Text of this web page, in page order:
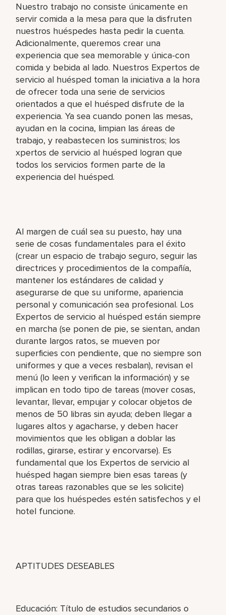
Nuestro trabajo no consiste únicamente en
servir comida a la mesa para que la disfruten
nuestros huéspedes hasta pedir la cuenta.
Adicionalmente, queremos crear una
experiencia que sea memorable y única-con
comida y bebida al lado. Nuestros Expertos de
servicio al huésped toman la iniciativa a la hora
de ofrecer toda una serie de servicios
orientados a que el huésped disfrute de la
experiencia. Ya sea cuando ponen las mesas,
ayudan en la cocina, limpian las áreas de
trabajo, y reabastecen los suministros; los
xpertos de servicio al huésped logran que
todos los servicios formen parte de la
experiencia del huésped.
Al margen de cuál sea su puesto, hay una
serie de cosas fundamentales para el éxito
(crear un espacio de trabajo seguro, seguir las
directrices y procedimientos de la compañía,
mantener los estándares de calidad y
asegurarse de que su uniforme, apariencia
personal y comunicación sea profesional. Los
Expertos de servicio al huésped están siempre
en marcha (se ponen de pie, se sientan, andan
durante largos ratos, se mueven por
superficies con pendiente, que no siempre son
uniformes y que a veces resbalan), revisan el
menú (lo leen y verifican la información) y se
implican en todo tipo de tareas (mover cosas,
levantar, llevar, empujar y colocar objetos de
menos de 50 libras sin ayuda; deben llegar a
lugares altos y agacharse, y deben hacer
movimientos que les obligan a doblar las
rodillas, girarse, estirar y encorvarse). Es
fundamental que los Expertos de servicio al
huésped hagan siempre bien esas tareas (y
otras tareas razonables que se les solicite)
para que los huéspedes estén satisfechos y el
hotel funcione.
APTITUDES DESEABLES
Educación: Título de estudios secundarios o